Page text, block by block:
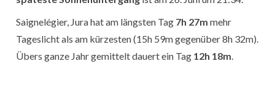
Saignelégier, Jura hat am längsten Tag 7h 27m mehr
Tageslicht als am kürzesten (15h 59m gegenüber 8h 32m).
Übers ganze Jahr gemittelt dauert ein Tag 12h 18m